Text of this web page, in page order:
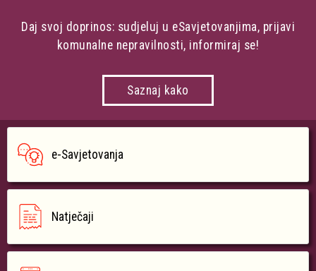
Daj svoj doprinos: sudjeluj u eSavjetovanjima, prijavi
komunalne nepravilnosti, informiraj se!
Saznaj kako
e-Savjetovanja
Natječaji